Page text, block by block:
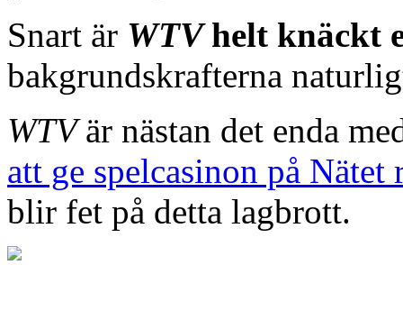
Snart är WTVhelt knäckt
bakgrundskrafterna
WTVär nästan det enda
att ge spelcasinon på Nätet
blir fet på detta lagbrott.